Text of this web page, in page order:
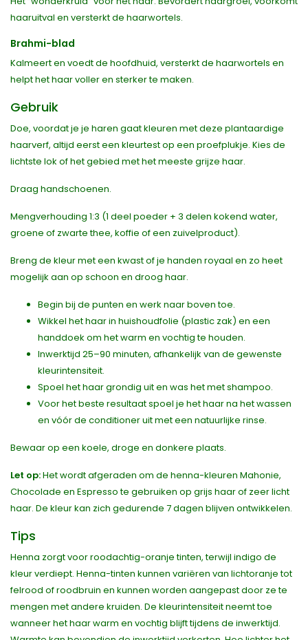
haaruitval en versterkt de haarwortels.
Brahmi-blad
Kalmeert en voedt de hoofdhuid, versterkt de haarwortels en
helpt het haar voller en sterker te maken.
Gebruik
Doe, voordat je je haren gaat kleuren met deze plantaardige
haarverf, altijd eerst een kleurtest op een proefplukje. Kies de
lichtste lok of het gebied met het meeste grijze haar.
Draag handschoenen.
Mengverhouding 1:3 (1 deel poeder + 3 delen kokend water,
groene of zwarte thee, koffie of een zuivelproduct).
Breng de kleur met een kwast of je handen royaal en zo heet
mogelijk aan op schoon en droog haar.
Begin bij de punten en werk naar boven toe.
Wikkel het haar in huishoudfolie (plastic zak) en een
handdoek om het warm en vochtig te houden.
Inwerktijd 25–90 minuten, afhankelijk van de gewenste
kleurintensiteit.
Spoel het haar grondig uit en was het met shampoo.
Voor het beste resultaat spoel je het haar na het wassen
en vóór de conditioner uit met een natuurlijke rinse.
Bewaar op een koele, droge en donkere plaats.
Let op:Het wordt afgeraden om de henna-kleuren Mahonie,
Chocolade en Espresso te gebruiken op grijs haar of zeer licht
haar. De kleur kan zich gedurende 7 dagen blijven ontwikkelen.
Tips
Henna zorgt voor roodachtig-oranje tinten, terwijl indigo de
kleur verdiept. Henna-tinten kunnen variëren van lichtoranje tot
felrood of roodbruin en kunnen worden aangepast door ze te
mengen met andere kruiden. De kleurintensiteit neemt toe
wanneer het haar warm en vochtig blijft tijdens de inwerktijd.